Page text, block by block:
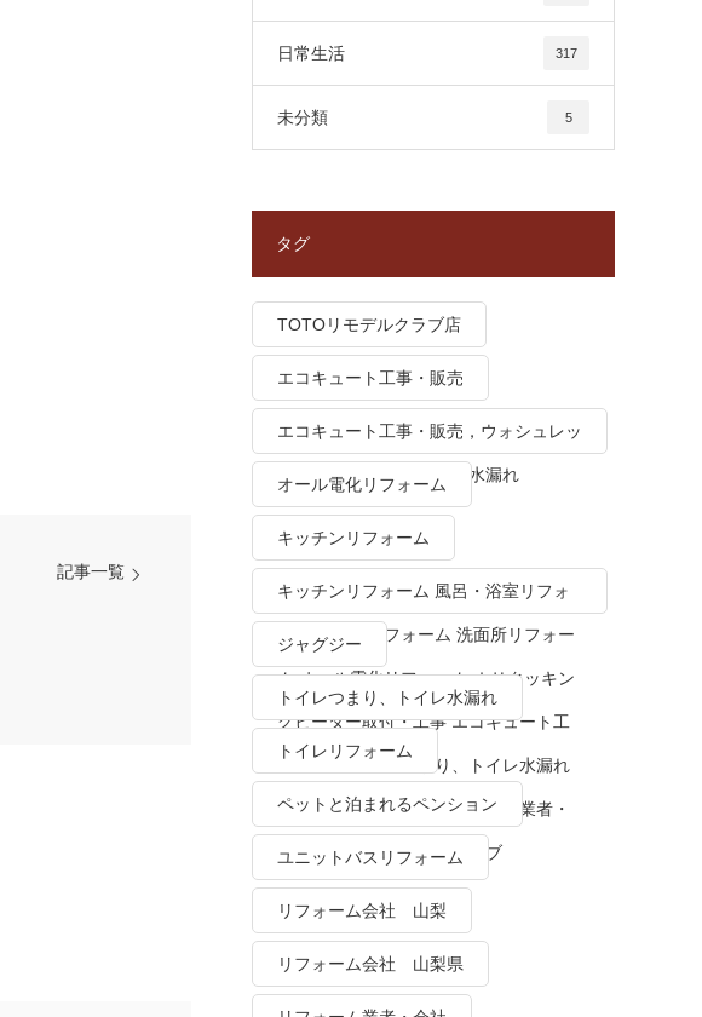
記事一覧
日常生活 317
未分類 5
タグ
TOTOリモデルクラブ店
エコキュート工事・販売
エコキュート工事・販売，ウォシュレッ
ト トイレつまり、トイレ水漏れ
オール電化リフォーム
キッチンリフォーム
キッチンリフォーム 風呂・浴室リフォ
ーム トイレリフォーム 洗面所リフォー
ム オール電化リフォーム ＩＨクッキン
グヒーター取付・工事 エコキュート工
事・販売 トイレつまり、トイレ水漏れ
水栓金具修理・交換 リフォーム業者・
会社 ＴＯＴＯリモデルクラブ
ジャグジー
トイレつまり、トイレ水漏れ
トイレリフォーム
ペットと泊まれるペンション
ユニットバスリフォーム
リフォーム会社 山梨
リフォーム会社 山梨県